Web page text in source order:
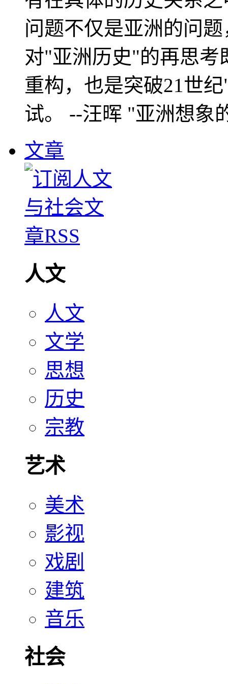
问题不仅是亚洲的问
对"亚洲历史"的再思考
重构，也是突破21世
试。 --汪晖 "亚洲想象
文章
人文
人文
文学
思想
历史
宗教
艺术
美术
影视
戏剧
建筑
音乐
社会